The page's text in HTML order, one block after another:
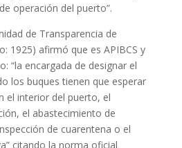
operación del puerto”.
de Transparencia de
1925) afirmó que es APIBCS y
“la encargada de designar el
los buques tienen que esperar
el interior del puerto, el
el abastecimiento de
de cuarentena o el
citando la norma oficial